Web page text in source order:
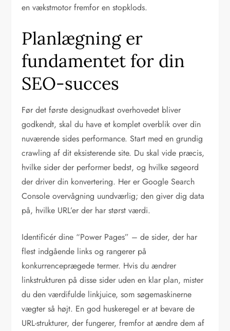
en vækstmotor fremfor en stopklods.
Planlægning er
fundamentet for din
SEO-succes
Før det første designudkast overhovedet bliver
godkendt, skal du have et komplet overblik over din
nuværende sides performance. Start med en grundig
crawling af dit eksisterende site. Du skal vide præcis,
hvilke sider der performer bedst, og hvilke søgeord
der driver din konvertering. Her er Google Search
Console overvågning uundværlig; den giver dig data
på, hvilke URL’er der har størst værdi.
Identificér dine “Power Pages” – de sider, der har
flest indgående links og rangerer på
konkurrenceprægede termer. Hvis du ændrer
linkstrukturen på disse sider uden en klar plan, mister
du den værdifulde linkjuice, som søgemaskinerne
vægter så højt. En god huskeregel er at bevare de
URL-strukturer, der fungerer, fremfor at ændre dem af